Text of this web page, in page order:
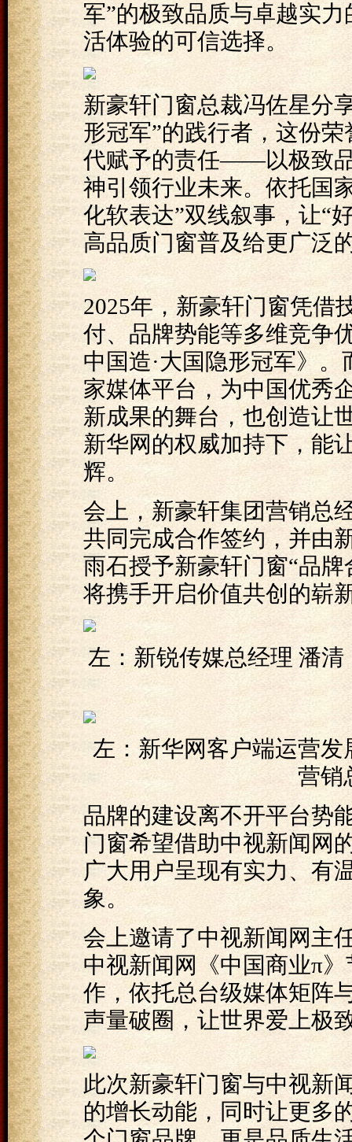
军”的极致品质与卓越实
活体验的可信选择。
新豪轩门窗总裁冯佐星分
形冠军”的践行者，这份
代赋予的责任——以极致
神引领行业未来。依托国
化软表达”双线叙事，让“
高品质门窗普及给更广泛
2025年，新豪轩门窗凭借
付、品牌势能等多维竞争
中国造·大国隐形冠军》
家媒体平台，为中国优秀
新成果的舞台，也创造让
新华网的权威加持下，能
辉。
会上，新豪轩集团营销总
共同完成合作签约，并由
雨石授予新豪轩门窗“品
将携手开启价值共创的崭
左：新锐传媒总经理 潘
左：新华网客户端运营
营销
品牌的建设离不开平台势
门窗希望借助中视新闻网
广大用户呈现有实力、有
象。
会上邀请了中视新闻网主
中视新闻网《中国商业π
作，依托总台级媒体矩阵
声量破圈，让世界爱上极
此次新豪轩门窗与中视新
的增长动能，同时让更多